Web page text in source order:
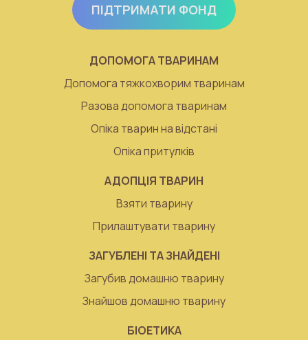
ПІДТРИМАТИ ФОНД
ДОПОМОГА ТВАРИНАМ
Допомога тяжкохворим тваринам
Разова допомога тваринам
Опіка тварин на відстані
Опіка притулків
АДОПЦІЯ ТВАРИН
Взяти тварину
Прилаштувати тварину
ЗАГУБЛЕНІ ТА ЗНАЙДЕНІ
Загубив домашню тварину
Знайшов домашню тварину
БІОЕТИКА